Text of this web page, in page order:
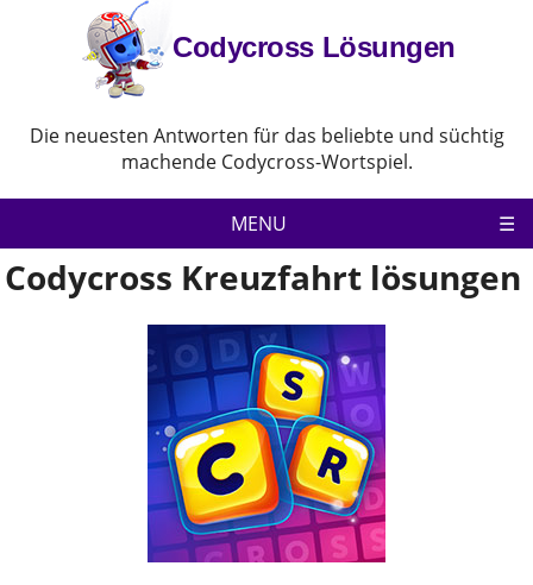
Codycross Lösungen
Die neuesten Antworten für das beliebte und süchtig
machende Codycross-Wortspiel.
MENU
Codycross
Datenschutz-Bestimmungen
Haftungsausschluss Kontaktiere uns
Codycross Kreuzfahrt lösungen